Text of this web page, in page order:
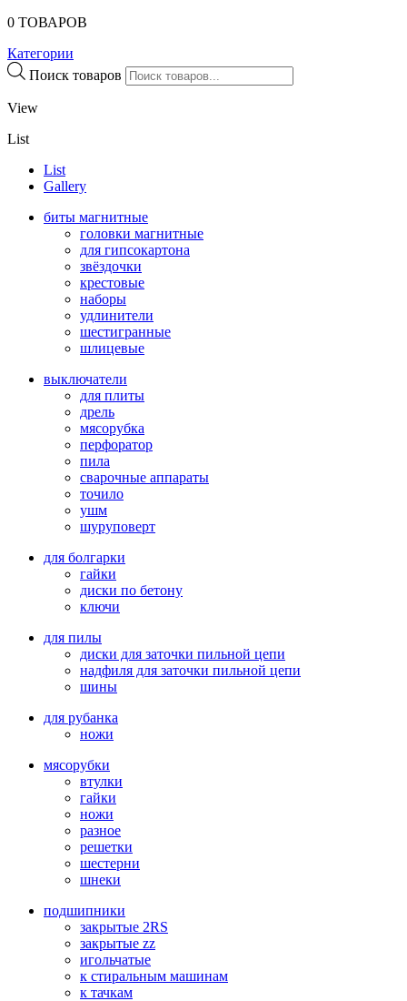
0 ТОВАРОВ
Категории
Поиск товаров
View
List
List
Gallery
биты магнитные
головки магнитные
для гипсокартона
звёздочки
крестовые
наборы
удлинители
шестигранные
шлицевые
выключатели
для плиты
дрель
мясорубка
перфоратор
пила
сварочные аппараты
точило
ушм
шуруповерт
для болгарки
гайки
диски по бетону
ключи
для пилы
диски для заточки пильной цепи
надфиля для заточки пильной цепи
шины
для рубанка
ножи
мясорубки
втулки
гайки
ножи
разное
решетки
шестерни
шнеки
подшипники
закрытые 2RS
закрытые zz
игольчатые
к стиральным машинам
к тачкам